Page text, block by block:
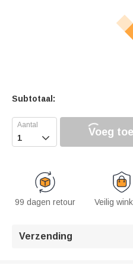
Subtotaal:
 Voeg
99 dagen retour Veilig
Verzending